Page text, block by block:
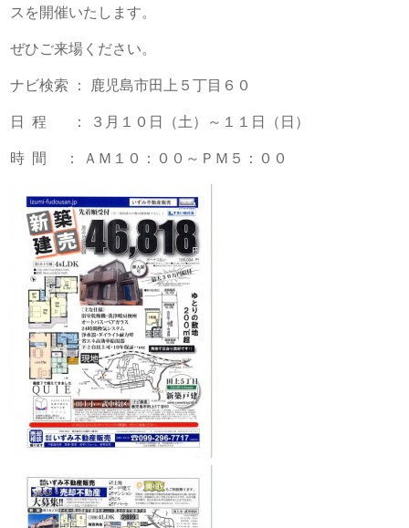
スを開催いたします。
ぜひご来場ください。
ナビ検索 ： 鹿児島市田上５丁目６０
日 程 ： ３月１０日（土）～１１日（日）
時 間 ： ＡＭ１０：００～ＰＭ５：００